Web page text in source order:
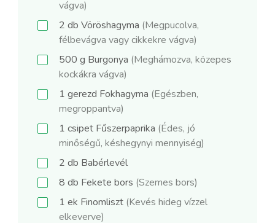
vágva)
2 db Vöröshagyma (Megpucolva,
félbevágva vagy cikkekre vágva)
500 g Burgonya (Meghámozva, közepes
kockákra vágva)
1 gerezd Fokhagyma (Egészben,
megroppantva)
1 csipet Fűszerpaprika (Édes, jó
minőségű, késhegynyi mennyiség)
2 db Babérlevél
8 db Fekete bors (Szemes bors)
1 ek Finomliszt (Kevés hideg vízzel
elkeverve)